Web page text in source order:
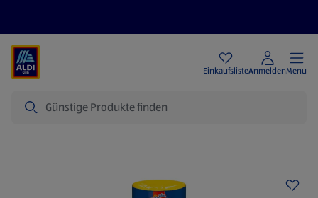
EinkaufslisteAnmeldenMenu